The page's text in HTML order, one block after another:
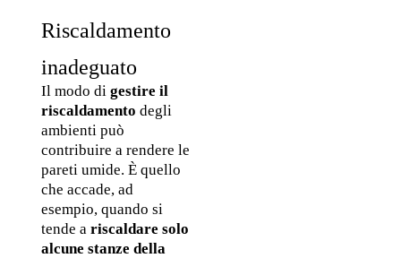
Riscaldamento
inadeguato
Il modo di gestire il
riscaldamento degli
ambienti può
contribuire a rendere le
pareti umide. È quello
che accade, ad
esempio, quando si
tende a riscaldare solo
alcune stanze della